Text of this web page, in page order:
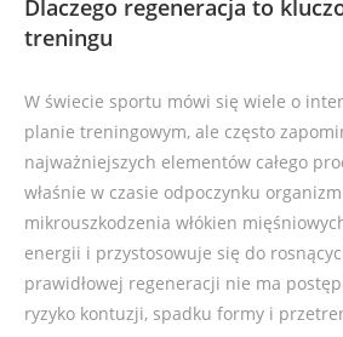
Dlaczego regeneracja to
treningu
W świecie sportu mówi się wiele o
planie treningowym, ale często
najważniejszych elementów całego
właśnie w czasie odpoczynku
mikrouszkodzenia włókien
energii i przystosowuje się do
prawidłowej regeneracji nie ma
ryzyko kontuzji, spadku formy i